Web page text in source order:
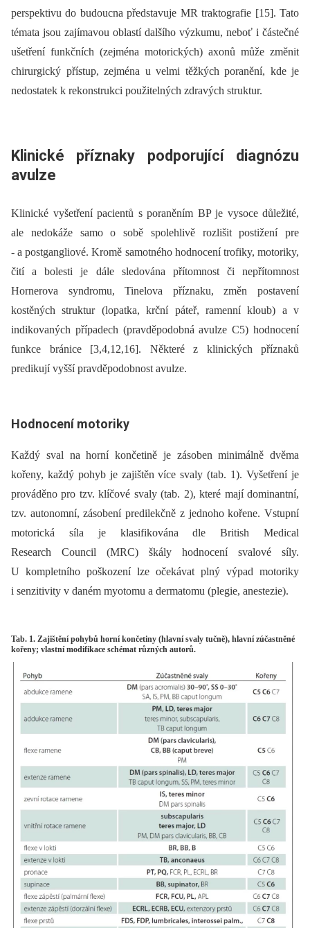
perspektivu do budoucna představuje MR traktografie [15]. Tato
témata jsou zajímavou oblastí dalšího výzkumu, neboť i částečné
ušetření funkčních (zejména motorických) axonů může změnit
chirurgický přístup, zejména u velmi těžkých poranění, kde je
nedostatek k rekonstrukci použitelných zdravých struktur.
Klinické příznaky podporující dia­gnózu
avulze
Klinické vyšetření pacientů s poraněním BP je vysoce důležité,
ale nedokáže samo o sobě spolehlivě rozlišit postižení pre
-⁠ a postgangliové. Kromě samotného hodnocení trofiky, motoriky,
čití a bolesti je dále sledována přítomnost či nepřítomnost
Hornerova syndromu, Tinelova příznaku, změn postavení
kostěných struktur (lopatka, krční páteř, ramenní kloub) a v
indikovaných případech (pravděpodobná avulze C5) hodnocení
funkce bránice [3,4,12,16]. Ně­kte­ré z klinických příznaků
predikují vyšší pravděpodobnost avulze.
Hodnocení motoriky
Každý sval na horní končetině je zásoben minimálně dvěma
kořeny, každý pohyb je zajištěn více svaly (tab. 1). Vyšetření je
prováděno pro tzv. klíčové svaly (tab. 2), které mají dominantní,
tzv. autonomní, zásobení predilekčně z jednoho kořene. Vstupní
motorická síla je klasifikována dle British Medical
Research Council (MRC) škály hodnocení svalové síly.
U kompletního poškození lze očekávat plný výpad motoriky
i senzitivity v daném myotomu a dermatomu (plegie, anestezie).
Tab. 1. Zajištění pohybů horní končetiny (hlavní svaly tučně), hlavní zúčastněné
kořeny; vlastní modifikace schémat různých autorů.